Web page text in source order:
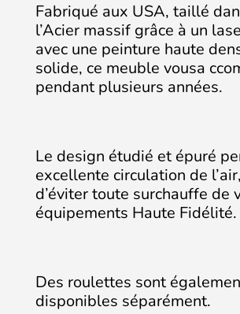
Fabriqué aux USA, taillé
l’Acier massif grâce à un
avec une peinture haute
solide, ce meuble vousa
pendant plusieurs années.
Le design étudié et épuré
excellente circulation de
d’éviter toute surchauffe de
équipements Haute Fidélité.
Des roulettes sont
disponibles séparément.